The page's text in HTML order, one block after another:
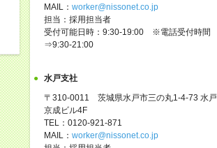
MAIL： worker@nissonet.co.jp
担当：採用担当者
受付可能日時：9:30-19:00 ※電話受付時間
⇒9:30-21:00
水戸支社
〒310-0011 茨城県水戸市三の丸1-4-73 水戸
京成ビル4F
TEL：0120-921-871
MAIL： worker@nissonet.co.jp